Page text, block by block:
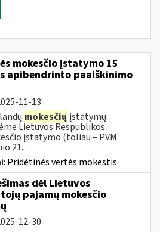
mokesčio įstatymo 15
apibendrinto paaiškinimo
11-13
mokesčių įstatymų
Lietuvos Respublikos
įstatymo (toliau – PVM
21...
Pridėtinės vertės mokestis
dėl Lietuvos
pajamų mokesčio
12-30